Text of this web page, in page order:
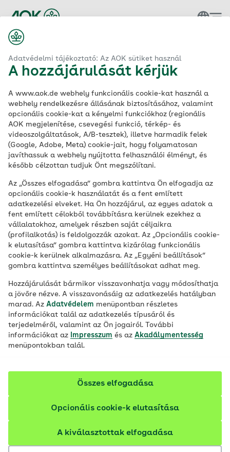
Adatvédelmi tájékoztató: Az AOK sütiket használ
A hozzájárulását kérjük
A www.aok.de webhely funkcionális cookie-kat használ a
webhely rendelkezésre állásának biztosításához, valamint
opcionális cookie-kat a kényelmi funkciókhoz (regionális
AOK megjelenítése, csevegési funkció, térkép- és
videoszolgáltatások, A/B-tesztek), illetve harmadik felek
(Google, Adobe, Meta) cookie-jait, hogy folyamatosan
javíthassuk a webhely nyújtotta felhasználói élményt, és
később célzottan tudjuk Önt megszólítani.
Az „Összes elfogadása” gombra kattintva Ön elfogadja az
opcionális cookie-k használatát és a fent említett
adatkezelési elveket. Ha Ön hozzájárul, az egyes adatok a
fent említett célokból továbbításra kerülnek ezekhez a
vállalatokhoz, amelyek részben saját céljaikra
(profilalkotás) is feldolgozzák azokat. Az „Opcionális cookie-
k elutasítása” gombra kattintva kizárólag funkcionális
cookie-k kerülnek alkalmazásra. Az „Egyéni beállítások”
gombra kattintva személyes beállításokat adhat meg.
Hozzájárulását bármikor visszavonhatja vagy módosíthatja
a jövőre nézve. A visszavonásáig az adatkezelés hatályban
marad. Az Adatvédelem menüpontban részletes
információkat talál az adatkezelés típusáról és
terjedelméről, valamint az Ön jogairól. További
információkat az
Impresszum és az Akadálymentesség
menüpontokban talál.
A kiválasztottak elfogadása
Opcionális cookie-k elutasítása
Összes elfogadása
Vissza a kezdőlapra
Impresszum
Felelősség a tartalomért
AOK-Bundesverband GbR
Igazgatóság:
Dr. Carola Reimann (ügyvezető igazgató)
Jens Martin Hoyer (igazgatóhelyettes)
Rosenthaler Straße 31
10178 Berlin
Phone: 030 34646-0
Fax: 030 34646-2502
http://www.aok-bv.de
Általános kapcsolattartási adatok:
Az AOK-Bundesverband üzlettársai:
AOK Bayern – Die Gesundheitskasse
AOK – Die Gesundheitskasse in Hessen